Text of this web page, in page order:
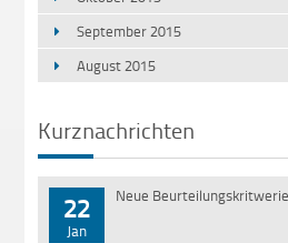
September 2015
August 2015
Kurznachrichten
22
Jan
Neue